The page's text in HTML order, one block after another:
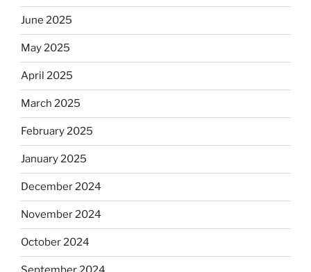
June 2025
May 2025
April 2025
March 2025
February 2025
January 2025
December 2024
November 2024
October 2024